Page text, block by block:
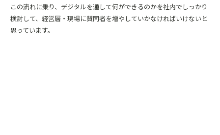
この流れに乗り、デジタルを通して何ができるのかを社内でしっかり
検討して、経営層・現場に賛同者を増やしていかなければいけないと
思っています。